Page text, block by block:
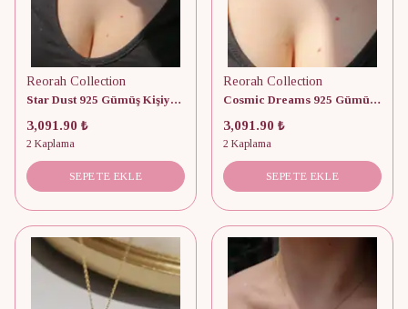
Reorah Collection
Star Dust 925 Gümüş Kişiye Özel Fotoğraflı Kapaklı Kolye
3,091.90 ₺
2 Kaplama
SEPETE EKLE
Reorah Collection
Cosmic Dreams 925 Gümüş Kişiye Özel Fotoğraflı Kapaklı Kolye
3,091.90 ₺
2 Kaplama
SEPETE EKLE